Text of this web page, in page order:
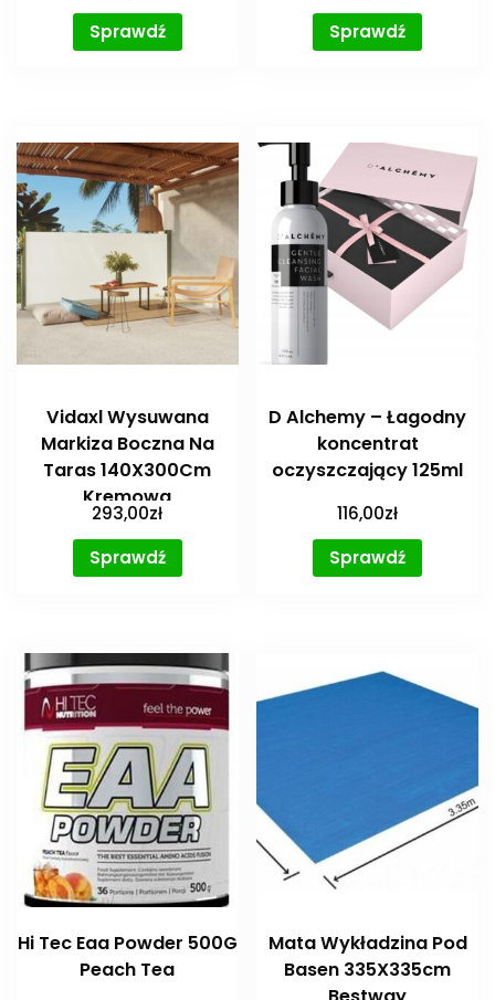
Sprawdź
Sprawdź
Vidaxl Wysuwana
Markiza Boczna Na
Taras 140X300Cm
Kremowa
293,00zł
Sprawdź
D Alchemy – Łagodny
koncentrat
oczyszczający 125ml
116,00zł
Sprawdź
Hi Tec Eaa Powder 500G
Peach Tea
Mata Wykładzina Pod
Basen 335X335cm